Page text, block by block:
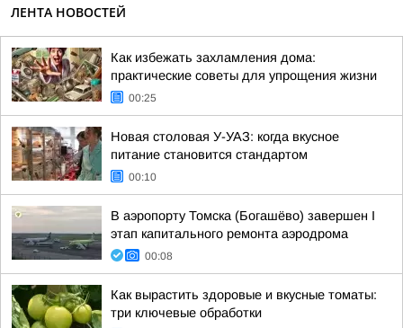
ЛЕНТА НОВОСТЕЙ
Как избежать захламления дома:
практические советы для упрощения жизни
00:25
Новая столовая У-УАЗ: когда вкусное
питание становится стандартом
00:10
В аэропорту Томска (Богашёво) завершен I
этап капитального ремонта аэродрома
00:08
Как вырастить здоровые и вкусные томаты:
три ключевые обработки